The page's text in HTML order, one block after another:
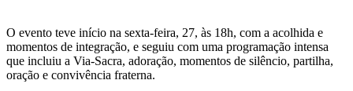
O evento teve início na sexta-feira, 27, às 18h, com a acolhida e
momentos de integração, e seguiu com uma programação intensa
que incluiu a Via-Sacra, adoração, momentos de silêncio, partilha,
oração e convivência fraterna.